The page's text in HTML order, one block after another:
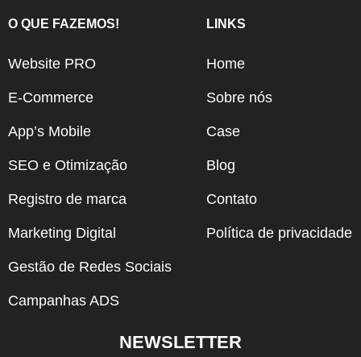
O QUE FAZEMOS!
Website PRO
E-Commerce
App’s Mobile
SEO e Otimização
Registro de marca
Marketing Digital
Gestão de Redes Sociais
Campanhas ADS
LINKS
Home
Sobre nós
Case
Blog
Contato
Política de privacidade
NEWSLETTER